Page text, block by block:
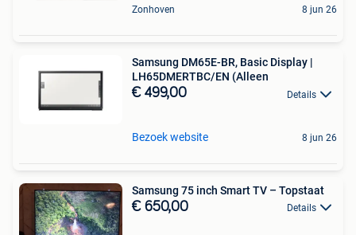
Zonhoven 8 jun 26
Samsung DM65E-BR, Basic Display |
LH65DMERTBC/EN (Alleen
€ 499,00 Details
Bezoek website 8 jun 26
Samsung 75 inch Smart TV – Topstaat
€ 650,00 Details